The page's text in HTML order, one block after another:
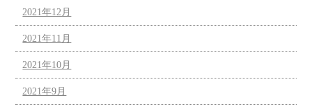
2021年12月
2021年11月
2021年10月
2021年9月